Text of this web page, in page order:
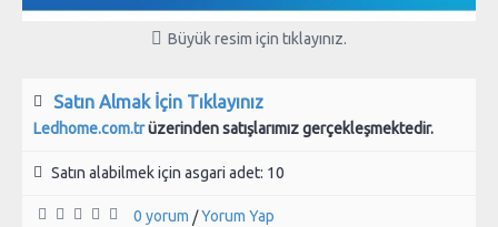
Büyük resim için tıklayınız.
Satın Almak İçin Tıklayınız
Ledhome.com.trüzerinden satışlarımız gerçekleşmektedir.
Satın alabilmek için asgari adet: 10
0 yorum /Yorum Yap